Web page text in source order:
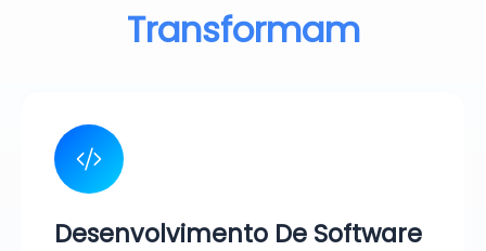
Transformam
Desenvolvimento De Software